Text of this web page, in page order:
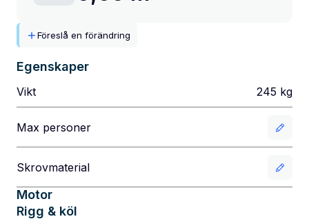
Föreslå en förändring
Egenskaper
Vikt 245 kg
Max personer
Skrovmaterial
Motor
Rigg & köl